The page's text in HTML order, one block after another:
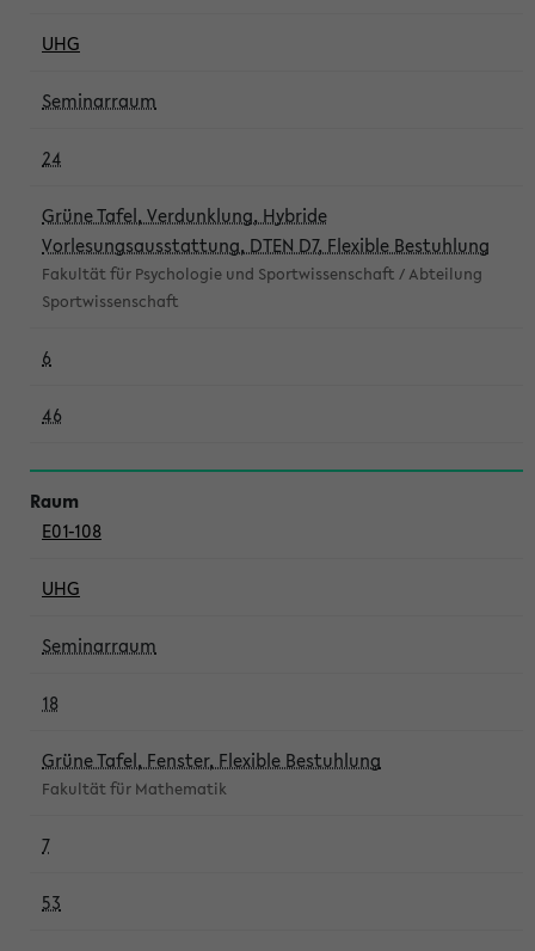
UHG
Seminarraum
24
Grüne Tafel, Verdunklung, Hybride
Vorlesungsausstattung, DTEN D7, Flexible Bestuhlung
Fakultät für Psychologie und Sportwissenschaft / Abteilung
Sportwissenschaft
6
46
E01-108
UHG
Seminarraum
18
Grüne Tafel, Fenster, Flexible Bestuhlung
Fakultät für Mathematik
7
53